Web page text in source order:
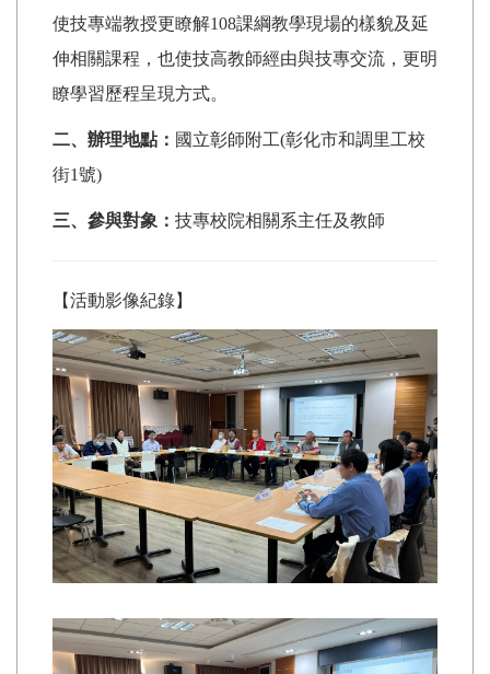
使技專端教授更瞭解108課綱教學現場的樣貌及延
伸相關課程，也使技高教師經由與技專交流，更明
瞭學習歷程呈現方式。
二、辦理地點： 國立彰師附工(彰化市和調里工校
街1號)
三、參與對象： 技專校院相關系主任及教師
【活動影像紀錄】